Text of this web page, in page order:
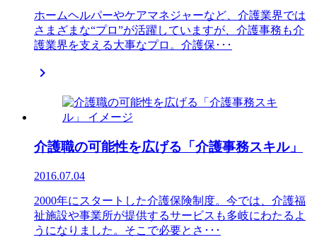
ホームヘルパーやケアマネジャーなど、介護業界では
さまざまな“プロ”が活躍していますが、介護事務も介
護業界を支える大事なプロ。介護保･･･

介護職の可能性を広げる「介護事務スキル」
2016.07.04
2000年にスタートした介護保険制度。今では、介護福
祉施設や事業所が提供するサービスも多岐にわたるよ
うになりました。そこで必要とさ･･･